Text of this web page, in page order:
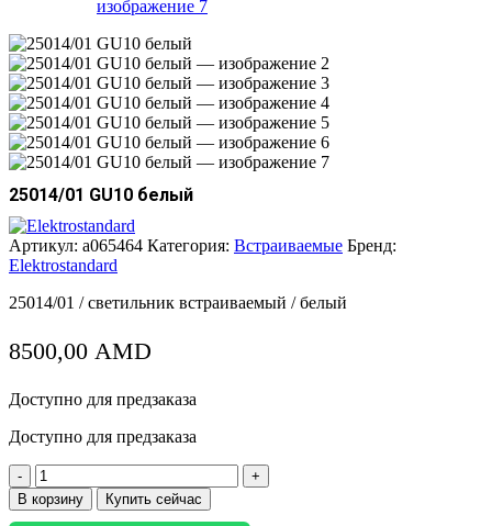
25014/01 GU10 белый
Артикул: a065464 Категория: Встраиваемые Бренд:
Elektrostandard
25014/01 / светильник встраиваемый / белый
8500,00 AMD
Доступно для предзаказа
Доступно для предзаказа
Количество
товара
25014/01
В корзину Купить сейчас